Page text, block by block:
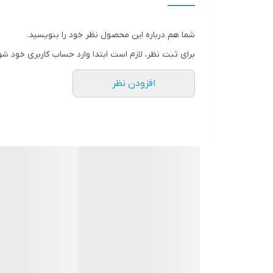
شما هم درباره این محصول نظر خود را بنویسید.
برای ثبت نظر، لازم است ابتدا وارد حساب کاربری خود
افزودن نظر